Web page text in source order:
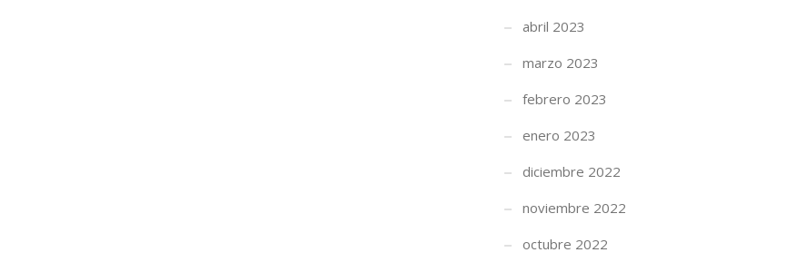
abril 2023
marzo 2023
febrero 2023
enero 2023
diciembre 2022
noviembre 2022
octubre 2022